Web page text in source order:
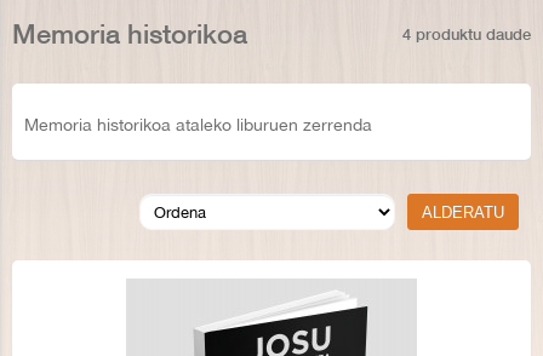
Memoria historikoa 4 produktu daude
Memoria historikoa ataleko liburuen zerrenda